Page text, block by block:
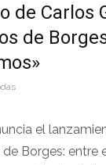
de Carlos
de
el
Borges: entre